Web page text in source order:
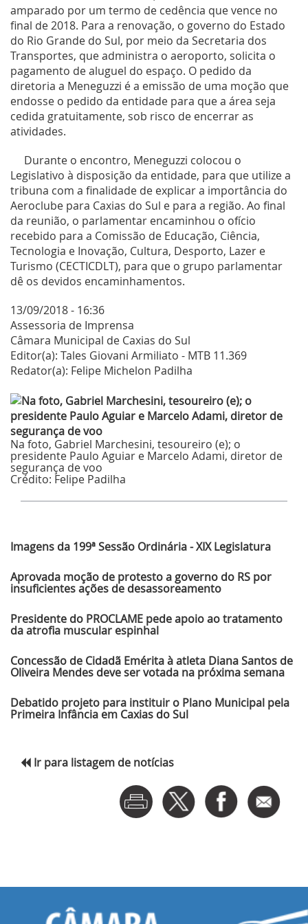
amparado por um termo de cedência que vence no
final de 2018. Para a renovação, o governo do Estado
do Rio Grande do Sul, por meio da Secretaria dos
Transportes, que administra o aeroporto, solicita o
pagamento de aluguel do espaço. O pedido da
diretoria a Meneguzzi é a emissão de uma moção que
endosse o pedido da entidade para que a área seja
cedida gratuitamente, sob risco de encerrar as
atividades.
Durante o encontro, Meneguzzi colocou o
Legislativo à disposição da entidade, para que utilize a
tribuna com a finalidade de explicar a importância do
Aeroclube para Caxias do Sul e para a região. Ao final
da reunião, o parlamentar encaminhou o ofício
recebido para a Comissão de Educação, Ciência,
Tecnologia e Inovação, Cultura, Desporto, Lazer e
Turismo (CECTICDLT), para que o grupo parlamentar
dê os devidos encaminhamentos.
13/09/2018 - 16:36
Assessoria de Imprensa
Câmara Municipal de Caxias do Sul
Editor(a): Tales Giovani Armiliato - MTB 11.369
Redator(a): Felipe Michelon Padilha
Na foto, Gabriel Marchesini, tesoureiro (e); o
presidente Paulo Aguiar e Marcelo Adami, diretor de
segurança de voo
Crédito: Felipe Padilha
Imagens da 199ª Sessão Ordinária - XIX Legislatura
Aprovada moção de protesto a governo do RS por
insuficientes ações de desassoreamento
Presidente do PROCLAME pede apoio ao tratamento
da atrofia muscular espinhal
Concessão de Cidadã Emérita à atleta Diana Santos de
Oliveira Mendes deve ser votada na próxima semana
Debatido projeto para instituir o Plano Municipal pela
Primeira Infância em Caxias do Sul
Ir para listagem de notícias